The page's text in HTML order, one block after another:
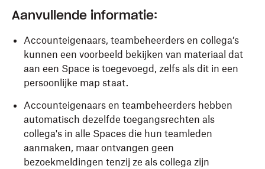
Aanvullende informatie:
Accounteigenaars, teambeheerders en collega’s
kunnen een voorbeeld bekijken van materiaal dat
aan een Space is toegevoegd, zelfs als dit in een
persoonlijke map staat.
Accounteigenaars en teambeheerders hebben
automatisch dezelfde toegangsrechten als
collega's in alle Spaces die hun teamleden
aanmaken, maar ontvangen geen
bezoekmeldingen tenzij ze als collega zijn